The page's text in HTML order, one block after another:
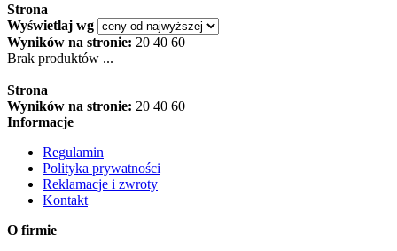
Strona
Wyświetlaj wg
Wyników na stronie: 20 40 60
Brak produktów ...
Strona
Wyników na stronie: 20 40 60
Informacje
Regulamin
Polityka prywatności
Reklamacje i zwroty
Kontakt
O firmie